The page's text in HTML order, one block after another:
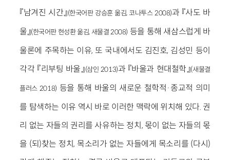
『남겨진 시간』(한국어판 강승훈 옮김, 코나투스 2008)과 『사도 바
울』(한국어판 현성환 옮김, 새물결 2008) 등을 통해 새삼스럽게 바
울론에 주목하는 이유, 또 국내에서도 김진호, 김성민 등이
각각 『리부팅 바울』(삼인 2013)과 『바울과 현대철학』(새물결
플러스 2018) 등을 통해 바울의 새로운 철학적·종교적 의미
를 탐색하는 이유 역시 바로 이러한 맥락에 위치해 있다. 권
리 없는 자들의 권리를 사유하는 정치, 몫이 없는 자들의 몫
을 (되)찾는 정치, 목소리가 없는 자들에게 목소리를 (다시)